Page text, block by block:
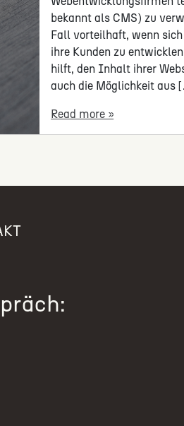
bekannt als CMS) zu
Fall vorteilhaft, wenn
ihre Kunden zu
hilft, den Inhalt ihrer
auch die Möglichkeit aus
Read more »